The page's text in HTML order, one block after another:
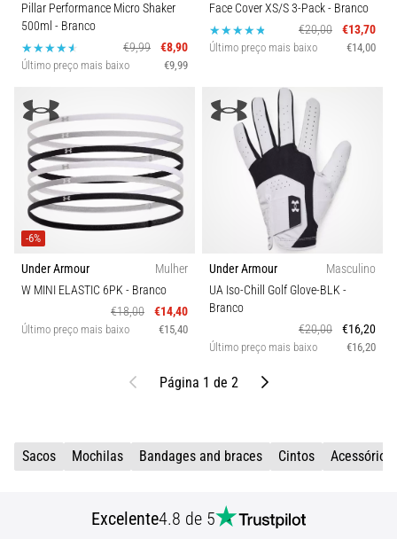
Pillar Performance Micro Shaker
500ml - Branco
€9,99
€8,90
Último preço mais baixo €9,99
Face Cover XS/S 3-Pack- Branco
€20,00
€13,70
Último preço mais baixo €14,00
-6%
Under Armour
Mulher
W MINI ELASTIC 6PK- Branco
€18,00
€14,40
Último preço mais baixo €15,40
Under Armour
Masculino
UA Iso-Chill Golf Glove-BLK-
Branco
€20,00
€16,20
Último preço mais baixo €16,20
AnteriorPágina 1 de 2 Próximo
Sacos Mochilas Bandages and braces Cintos Acessórios
Excelente4.8 de 5